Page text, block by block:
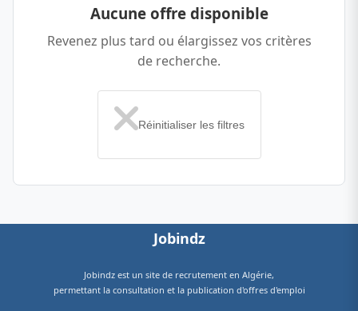
Aucune offre disponible
Revenez plus tard ou élargissez vos critères
de recherche.
Réinitialiser les filtres
Jobindz
Jobindz est un site de recrutement en Algérie,
permettant la consultation et la publication d'offres d'emploi